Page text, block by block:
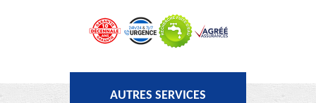
AUTRES SERVICES